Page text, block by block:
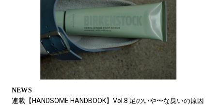
#NEW VINTAGE #マイナーグッド図鑑
#路地裏てぃーん。 #MONTHLY JOURNAL
#GH 銘品の所以 #フイナムのYouTube
#Commune H #FOCUS IT #AH.H
#ととけん #FASHION #MUSIC #MOVIE
#LIFESTYLE
NEWS
連載【HANDSOME HANDBOOK】Vol.8 足のいや〜な臭いの原因